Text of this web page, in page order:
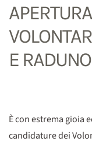
E
È con estrema gioia
candidature dei